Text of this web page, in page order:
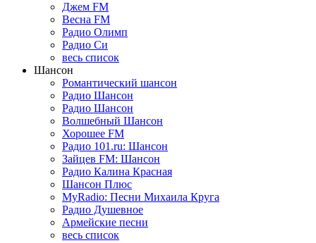
Джем FM
Весна FM
Радио Олимп
Радио Си
весь список
Шансон
Романтический шансон
Радио Шансон
Радио Шансон
Волшебный Шансон
Хорошее FM
Радио 101.ru: Шансон
Зайцев FM: Шансон
Радио Калина Красная
Шансон Плюс
MyRadio: Песни Михаила Круга
Радио Душевное
Армейские песни
весь список